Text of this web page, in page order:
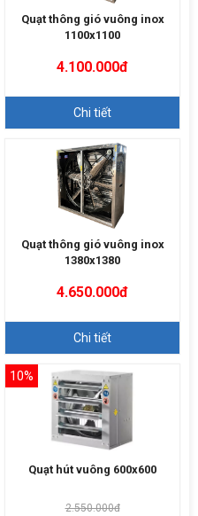
Quạt thông gió vuông inox
1100x1100
4.100.000đ
Chi tiết
Quạt thông gió vuông inox
1380x1380
4.650.000đ
Chi tiết
10%
Quạt hút vuông 600x600
2.550.000đ